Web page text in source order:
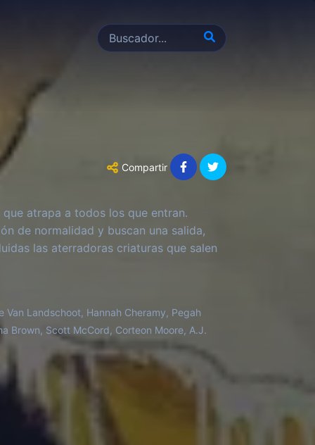
Compartir
atrapa a todos los que entran.
de normalidad y buscan una salida,
las aterradoras criaturas que salen
Van Landschoot, Hannah Cheramy, Pegah
Brown, Scott McCord, Corteon Moore, A.J.